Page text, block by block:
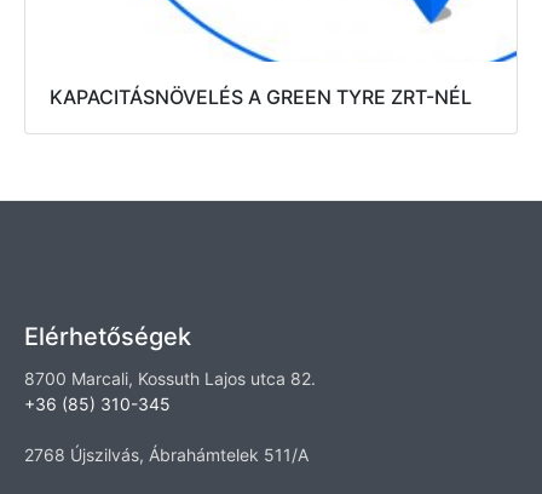
KAPACITÁSNÖVELÉS A GREEN TYRE ZRT-NÉL
Elérhetőségek
8700 Marcali, Kossuth Lajos utca 82.
+36 (85) 310-345
2768 Újszilvás, Ábrahámtelek 511/A